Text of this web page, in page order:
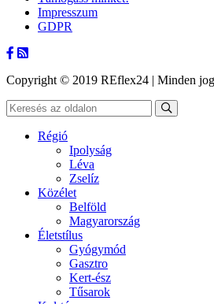
Impresszum
GDPR
Copyright © 2019 REflex24 | Minden
Régió
Ipolyság
Léva
Zselíz
Közélet
Belföld
Magyarország
Életstílus
Gyógymód
Gasztro
Kert-ész
Tűsarok